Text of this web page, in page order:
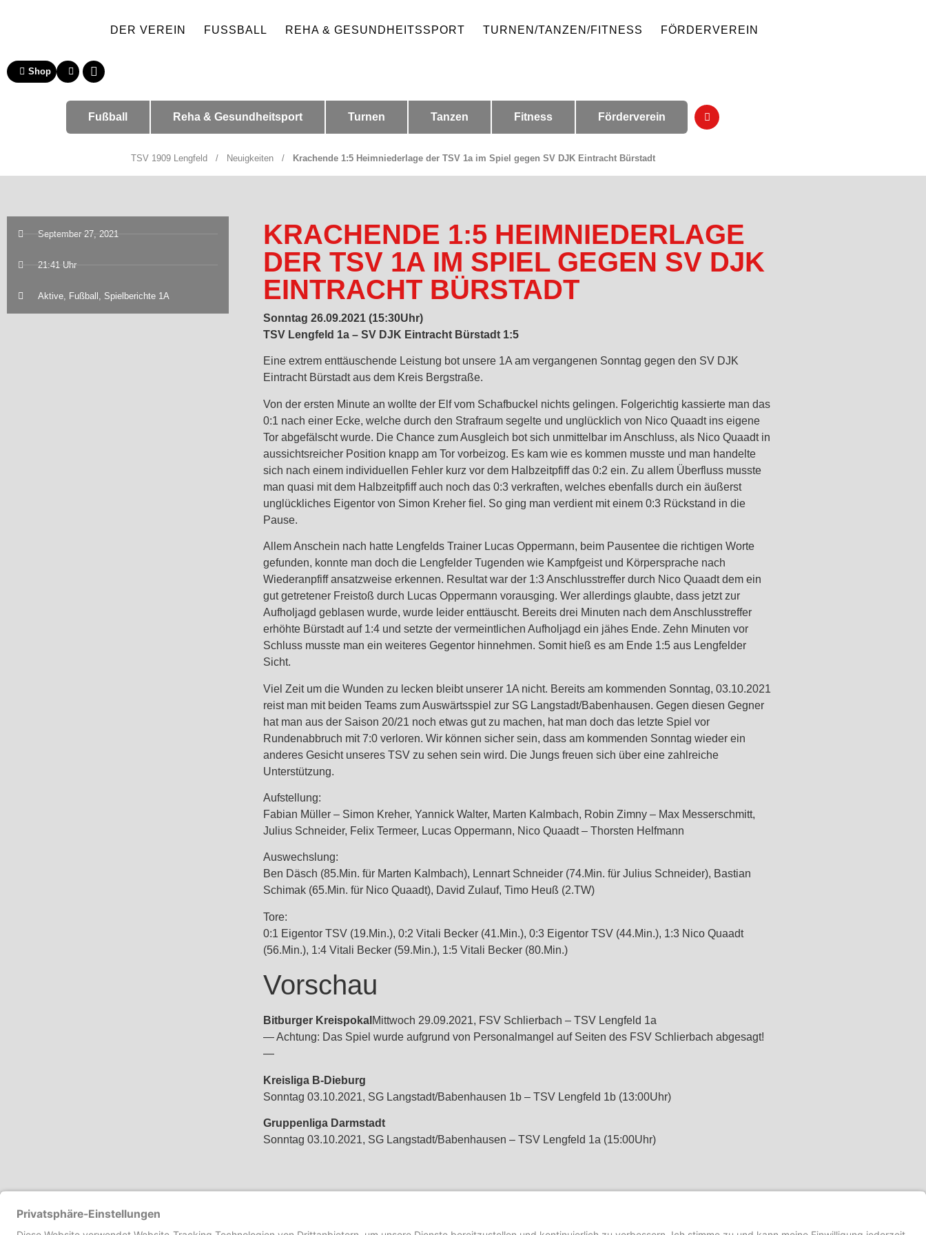
DER VEREIN FUSSBALL REHA & GESUNDHEITSSPORT TURNEN/TANZEN/FITNESS FÖRDERVEREIN
Shop
Fußball Reha & Gesundheitsport Turnen Tanzen Fitness Förderverein
TSV 1909 Lengfeld / Neuigkeiten/ Krachende 1:5 Heimniederlage der TSV 1a im Spiel gegen SV DJK Eintracht Bürstadt
September 27, 2021
21:41 Uhr
Aktive, Fußball , Spielberichte 1A
KRACHENDE 1:5 HEIMNIEDERLAGE
DER TSV 1A IM SPIEL GEGEN SV DJK
EINTRACHT BÜRSTADT
Sonntag 26.09.2021 (15:30Uhr)
TSV Lengfeld 1a – SV DJK Eintracht Bürstadt 1:5
Eine extrem enttäuschende Leistung bot unsere 1A am vergangenen Sonntag gegen den SV DJK
Eintracht Bürstadt aus dem Kreis Bergstraße.
Von der ersten Minute an wollte der Elf vom Schafbuckel nichts gelingen. Folgerichtig kassierte man das
0:1 nach einer Ecke, welche durch den Strafraum segelte und unglücklich von Nico Quaadt ins eigene
Tor abgefälscht wurde. Die Chance zum Ausgleich bot sich unmittelbar im Anschluss, als Nico Quaadt in
aussichtsreicher Position knapp am Tor vorbeizog. Es kam wie es kommen musste und man handelte
sich nach einem individuellen Fehler kurz vor dem Halbzeitpfiff das 0:2 ein. Zu allem Überfluss musste
man quasi mit dem Halbzeitpfiff auch noch das 0:3 verkraften, welches ebenfalls durch ein äußerst
unglückliches Eigentor von Simon Kreher fiel. So ging man verdient mit einem 0:3 Rückstand in die
Pause.
Allem Anschein nach hatte Lengfelds Trainer Lucas Oppermann, beim Pausentee die richtigen Worte
gefunden, konnte man doch die Lengfelder Tugenden wie Kampfgeist und Körpersprache nach
Wiederanpfiff ansatzweise erkennen. Resultat war der 1:3 Anschlusstreffer durch Nico Quaadt dem ein
gut getretener Freistoß durch Lucas Oppermann vorausging. Wer allerdings glaubte, dass jetzt zur
Aufholjagd geblasen wurde, wurde leider enttäuscht. Bereits drei Minuten nach dem Anschlusstreffer
erhöhte Bürstadt auf 1:4 und setzte der vermeintlichen Aufholjagd ein jähes Ende. Zehn Minuten vor
Schluss musste man ein weiteres Gegentor hinnehmen. Somit hieß es am Ende 1:5 aus Lengfelder
Sicht.
Viel Zeit um die Wunden zu lecken bleibt unserer 1A nicht. Bereits am kommenden Sonntag, 03.10.2021
reist man mit beiden Teams zum Auswärtsspiel zur SG Langstadt/Babenhausen. Gegen diesen Gegner
hat man aus der Saison 20/21 noch etwas gut zu machen, hat man doch das letzte Spiel vor
Rundenabbruch mit 7:0 verloren. Wir können sicher sein, dass am kommenden Sonntag wieder ein
anderes Gesicht unseres TSV zu sehen sein wird. Die Jungs freuen sich über eine zahlreiche
Unterstützung.
Aufstellung:
Fabian Müller – Simon Kreher, Yannick Walter, Marten Kalmbach, Robin Zimny – Max Messerschmitt,
Julius Schneider, Felix Termeer, Lucas Oppermann, Nico Quaadt – Thorsten Helfmann
Auswechslung:
Ben Däsch (85.Min. für Marten Kalmbach), Lennart Schneider (74.Min. für Julius Schneider), Bastian
Schimak (65.Min. für Nico Quaadt), David Zulauf, Timo Heuß (2.TW)
Tore:
0:1 Eigentor TSV (19.Min.), 0:2 Vitali Becker (41.Min.), 0:3 Eigentor TSV (44.Min.), 1:3 Nico Quaadt
(56.Min.), 1:4 Vitali Becker (59.Min.), 1:5 Vitali Becker (80.Min.)
Vorschau
Bitburger Kreispokal Mittwoch 29.09.2021, FSV Schlierbach – TSV Lengfeld 1a
— Achtung: Das Spiel wurde aufgrund von Personalmangel auf Seiten des FSV Schlierbach abgesagt!
—
Kreisliga B-Dieburg
Sonntag 03.10.2021, SG Langstadt/Babenhausen 1b – TSV Lengfeld 1b (13:00Uhr)
Gruppenliga Darmstadt
Sonntag 03.10.2021, SG Langstadt/Babenhausen – TSV Lengfeld 1a (15:00Uhr)
VORHERIGER